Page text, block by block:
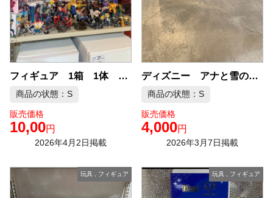
フィギュア 1箱 1体 1000円〜3000円 中古品販売
商品の状態：S
販売価格
10,00円
2026年4月2日掲載
ディズニー アナと雪の女王 人形 1点 中古品販売
商品の状態：S
販売価格
4,000円
2026年3月7日掲載
玩具, フィギュア 玩具 フィギュア